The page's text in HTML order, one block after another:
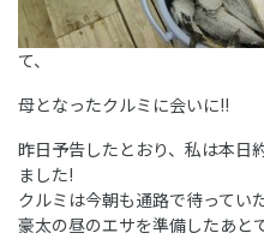
て、
母となったクルミに会いに!!
昨日予告したとおり、私は本日
ました!
クルミは今朝も通路で待ってい
豪太の昼のエサを準備したあと